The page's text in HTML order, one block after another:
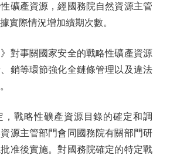
礦產資源，經國務院自然資源主管
實際情況增加續期次數。
事關國家安全的戰略性礦產資源
銷等環節強化全鏈條管理以及違法
戰略性礦產資源目錄的確定和調
源主管部門會同國務院有關部門研
准後實施。對國務院確定的特定戰